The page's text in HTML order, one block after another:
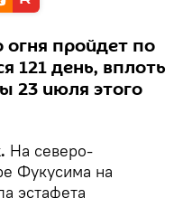
огня пройдет по
121 день, вплоть
23 июля этого
На северо-
Фукусима на
эстафета